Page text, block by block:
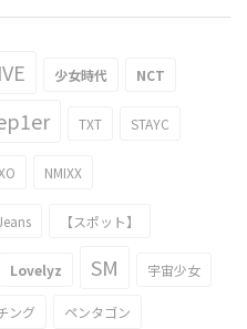
IVE 少女時代 NCT
TXT STAYC
NMIXX
【スポット】
Lovelyz SM 宇宙少女
ング ペンタゴン